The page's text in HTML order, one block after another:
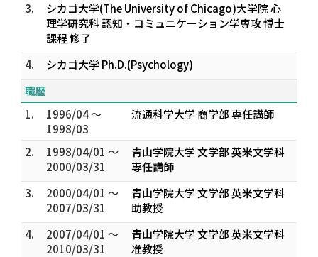
3.
シカゴ大学(The University of Chicago)大学院 心
理学研究科 認知・コミュニケーション学専攻 博士
課程 修了
4.
シカゴ大学 Ph.D.(Psychology)
職歴
1.
1996/04 ～
1998/03
流通科学大学 商学部 専任講師
2.
1998/04/01 ～
2000/03/31
青山学院大学 文学部 英米文学科
専任講師
3.
2000/04/01 ～
2007/03/31
青山学院大学 文学部 英米文学科
助教授
4.
2007/04/01 ～
2010/03/31
青山学院大学 文学部 英米文学科
准教授